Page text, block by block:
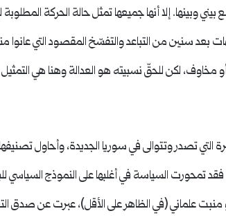
وبينها. إلا أنها جميعها تمثل حالة الحركة
بعد سنين من التباعد والتفسّخ المقصود التي عانوا
مخاوف، لكن للحقّ نسبيته هو العدالة وهنا هي
التي تصدر وتتوالى في سوريا الجديدة، وأحاول
فقد تمحورت السياسة في أغلبها على النموذج السياسي
ذو منبت علماني (في الظاهر على الأقل)، عبرت عن
أبرياء